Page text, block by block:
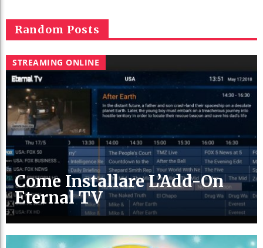
Random Posts
STREAMING ONLINE
Come Installare L’Add-On
Eternal TV